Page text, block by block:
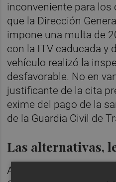
inconveniente para los
que la Dirección
impone una multa de
con la ITV caducada y
vehículo realizó la
desfavorable. No en
justificante de la cita
exime del pago de la
de la Guardia Civil de
Las alternativas,
Ante esta